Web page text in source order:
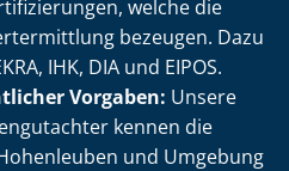
welche die
bezeugen. Dazu
IHK, DIA und EIPOS.
Vorgaben: Unsere
kennen die
und Umgebung